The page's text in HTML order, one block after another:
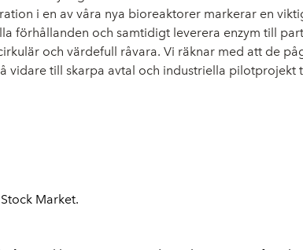
i en av våra nya bioreaktorer markerar en
förhållanden och samtidigt leverera enzym till
och värdefull råvara. Vi räknar med att de
vidare till skarpa avtal och industriella pilotprojekt
Market.